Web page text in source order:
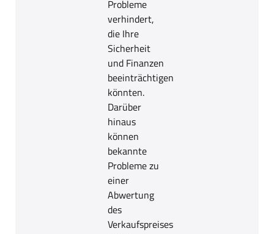
Probleme
verhindert,
die Ihre
Sicherheit
und Finanzen
beeinträchtigen
könnten.
Darüber
hinaus
können
bekannte
Probleme zu
einer
Abwertung
des
Verkaufspreises